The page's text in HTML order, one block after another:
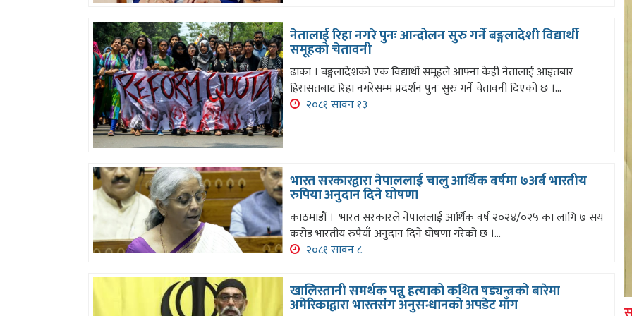
नेतालाई रिहा नगरे पुनः आन्दोलन सुरु गर्ने बङ्गलादेशी विद्यार्थी
समूहको चेतावनी
ढाका । बङ्गलादेशको एक विद्यार्थी समूहले आफ्ना केही नेतालाई आइतबार
हिरासतबाट रिहा नगरेसम्म प्रदर्शन पुनः सुरु गर्ने चेतावनी दिएको छ ।...
२०८१ सावन १३
भारत सरकारद्वारा नेपाललाई चालु आर्थिक वर्षमा ७अर्ब भारतीय
रुपिया अनुदान दिने घोषणा
काठमाडौं । भारत सरकारले नेपाललाई आर्थिक वर्ष २०२४/०२५ का लागि ७ सय
करोड भारतीय रुपैयाँ अनुदान दिने घोषणा गरेको छ ।...
२०८१ सावन ८
खालिस्तानी समर्थक पन्नु हत्याको कथित षड्यन्त्रको बारेमा
अमेरिकाद्वारा भारतसंग अनुसन्धानको अपडेट माँग